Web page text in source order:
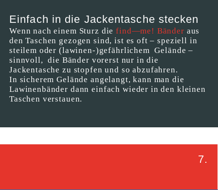
Einfach in die Jackentasche stecken
Wenn nach einem Sturz diefind—me! Bänder aus
den Taschen gezogen sind, ist es oft – speziell in
steilem oder (lawinen-)gefährlichem Gelände –
sinnvoll, die Bänder vorerst nur in die
Jackentasche zu stopfen und so abzufahren.
In sicherem Gelände angelangt, kann man die
Lawinenbänder dann einfach wieder in den kleinen
Taschen verstauen.
7.